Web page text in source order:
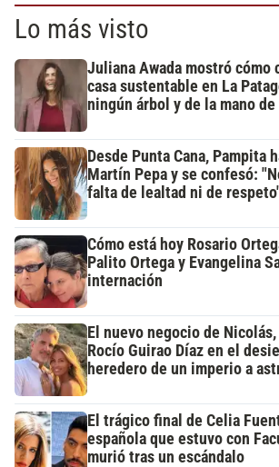
Lo más visto
Juliana Awada mostró cómo
casa sustentable en La
ningún árbol y de la mano de
Desde Punta Cana, Pampita
Martín Pepa y se confesó:
falta de lealtad ni de
Cómo está hoy Rosario
Palito Ortega y Evangelina
internación
El nuevo negocio de
Rocío Guirao Díaz en el
heredero de un imperio a
El trágico final de Celia
española que estuvo con
murió tras un escándalo